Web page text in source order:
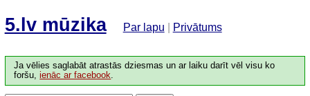
5.lv mūzika Par lapu Privātums
Ja vēlies saglabāt atrastās dziesmas un ar laiku darīt vēl visu ko
foršu,ienāc ar facebook.